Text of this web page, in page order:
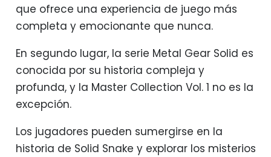
que ofrece una experiencia de juego más
completa y emocionante que nunca.
En segundo lugar, la serie Metal Gear Solid es
conocida por su historia compleja y
profunda, y la Master Collection Vol. 1 no es la
excepción.
Los jugadores pueden sumergirse en la
historia de Solid Snake y explorar los misterios